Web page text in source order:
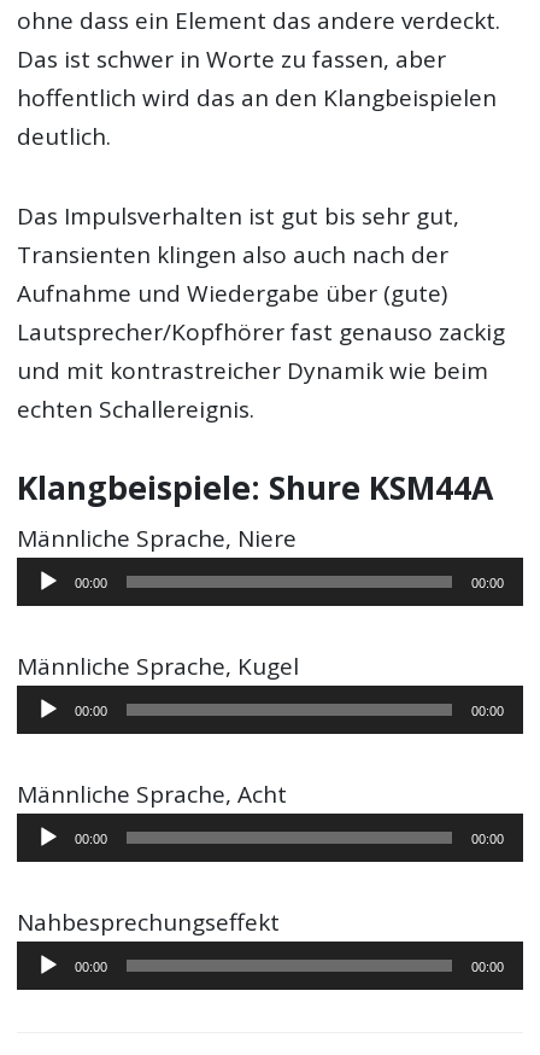
ohne dass ein Element das andere verdeckt.
Das ist schwer in Worte zu fassen, aber
hoffentlich wird das an den Klangbeispielen
deutlich.
Das Impulsverhalten ist gut bis sehr gut,
Transienten klingen also auch nach der
Aufnahme und Wiedergabe über (gute)
Lautsprecher/Kopfhörer fast genauso zackig
und mit kontrastreicher Dynamik wie beim
echten Schallereignis.
Klangbeispiele: Shure KSM44A
Männliche Sprache, Niere
Audio-
Player
00:00 00:00
Männliche Sprache, Kugel
Audio-
Player
00:00 00:00
Männliche Sprache, Acht
Audio-
Player
00:00 00:00
Nahbesprechungseffekt
Audio-
Player
00:00 00:00